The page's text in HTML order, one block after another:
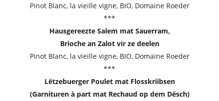
Pinot Blanc, la vieille vigne, BIO, Domaine Roeder
***
Hausgereezte Salem mat Sauerram,
Brioche an Zalot vir ze deelen
Pinot Blanc, la vieille vigne, BIO, Domaine Roeder
***
Lëtzebuerger Poulet mat Flosskriibsen
(Garnituren à part mat Rechaud op dem Dësch)